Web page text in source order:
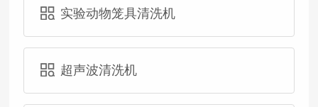
实验动物笼具清洗机
超声波清洗机